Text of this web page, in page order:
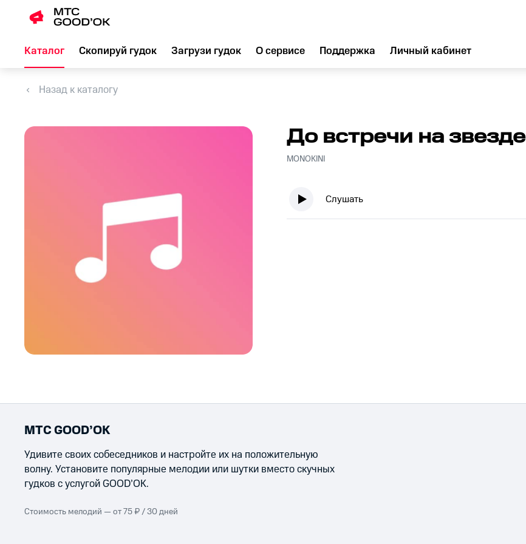
Каталог Скопируй гудок Загрузи гудок О сервисе Поддержка Личный кабинет
Назад к каталогу
До встречи на звезде
MONOKINI
Слушать
МТС GOOD’OK
Удивите своих собеседников и настройте их на положительную
волну. Установите популярные мелодии или шутки вместо скучных
гудков с услугой GOOD’OK.
Стоимость мелодий — от 75 ₽ / 30 дней